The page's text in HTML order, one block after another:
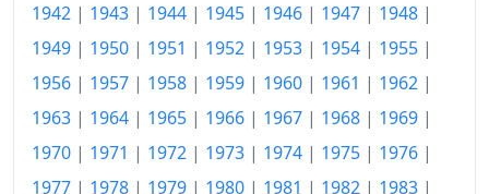
1957
163.99
167.87
1959
169.90
1960
172.21
1942 | 1943 | 1944 | 1945 | 1946 | 1947 | 1948 |
1949 | 1950 | 1951 | 1952 | 1953 | 1954 | 1955 |
1956 | 1957 | 1958 | 1959 | 1960 | 1961 | 1962 |
1963 | 1964 | 1965 | 1966 | 1967 | 1968 | 1969 |
1970 | 1971 | 1972 | 1973 | 1974 | 1975 | 1976 |
1977 | 1978 | 1979 | 1980 | 1981 | 1982 | 1983 |